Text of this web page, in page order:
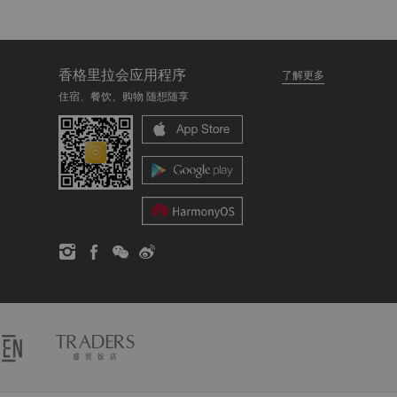
香格里拉会应用程序
了解更多
住宿、餐饮、购物 随想随享